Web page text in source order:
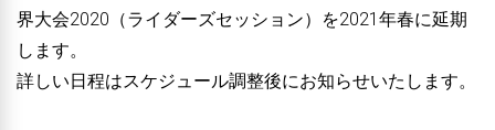
界大会2020（ライダーズセッション）を2021年春に延期
します。
詳しい日程はスケジュール調整後にお知らせいたします。